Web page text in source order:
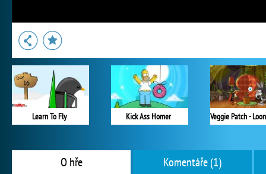
Learn To Fly Kick Ass Homer
O hře Komentáře (1)